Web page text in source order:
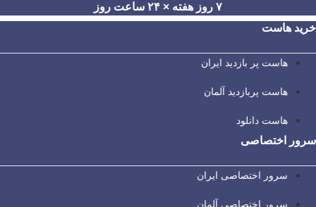
۷ روز هفته × ۲۴ ساعت روز
خرید هاست
هاست پر بازدید ایران
هاست پربازدید آلمان
هاست دانلود
سرور اختصاصی
سرور اختصاصی ایران
سرور اختصاصی آلمان